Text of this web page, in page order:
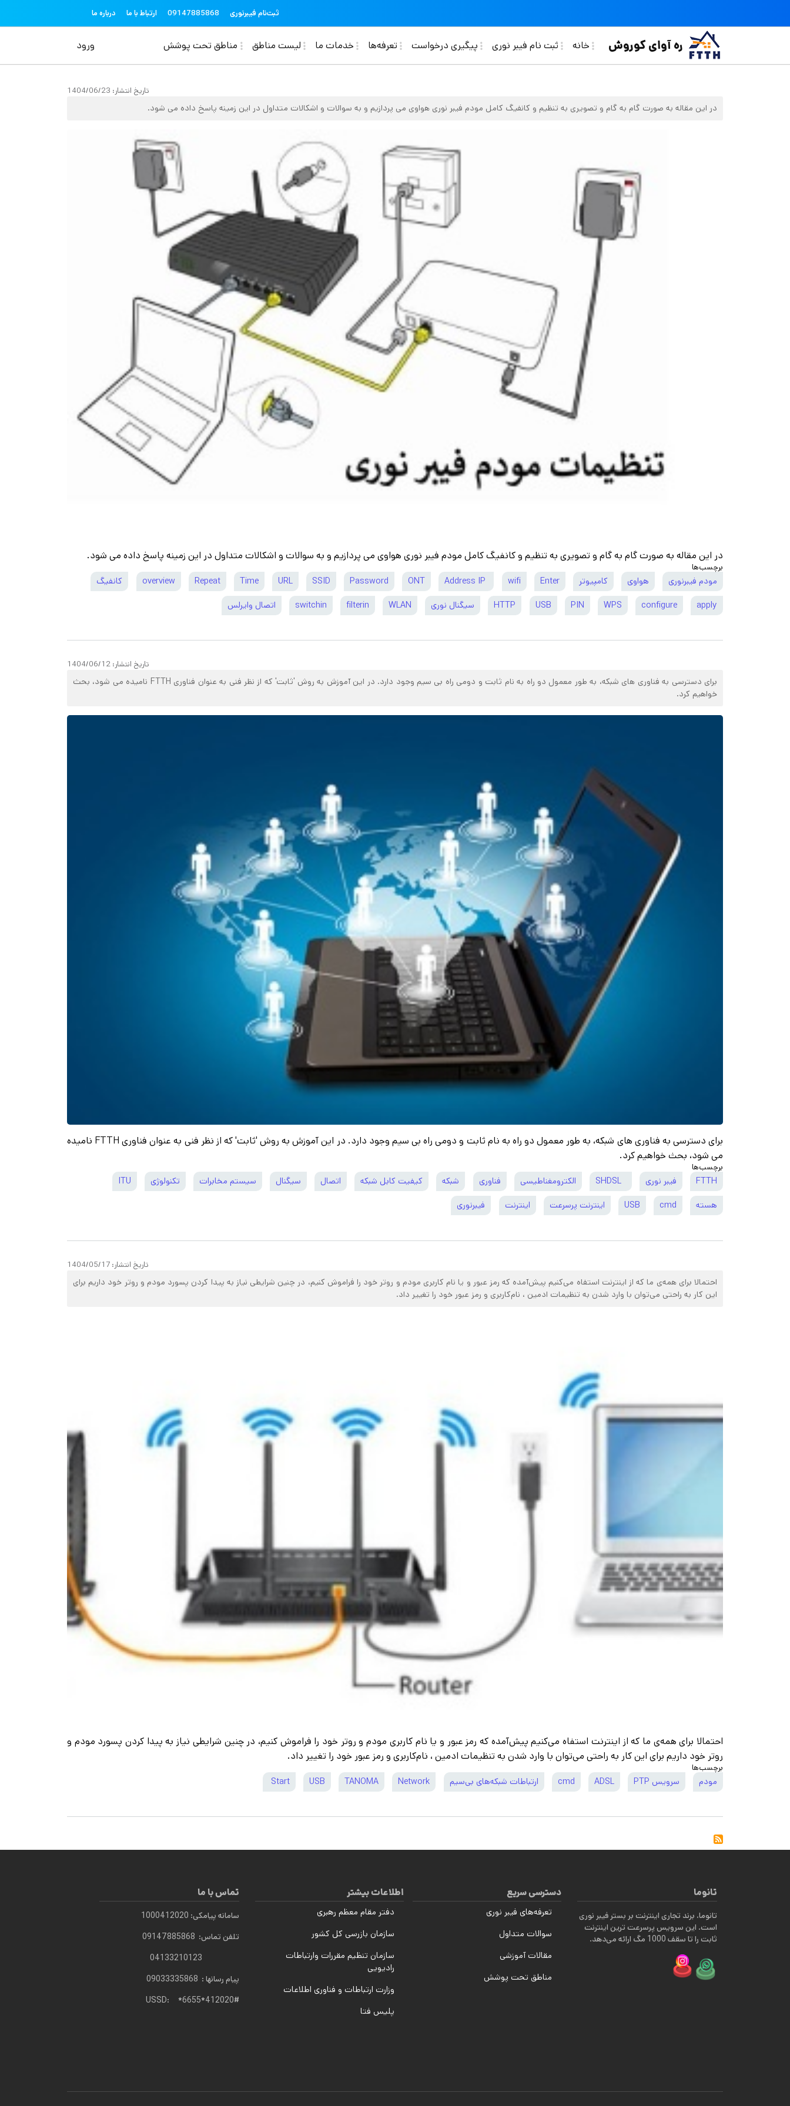
topheader
درباره ما ارتباط با ما 09147885868 ثبت‌نام فیبرنوری
ره آوای کوروش Main navigation
خانه ثبت نام فیبر نوری پیگیری درخواست تعرفه‌ها خدمات ما لیست مناطق مناطق تحت پوشش منوی حساب کاربری
ورود
تاریخ انتشار: 1404/06/23
در این مقاله به صورت گام به گام و تصویری به تنظیم و کانفیگ کامل مودم فیبر نوری هواوی می پردازیم و به سوالات و اشکالات متداول در این زمینه پاسخ داده می شود.
در این مقاله به صورت گام به گام و تصویری به تنظیم و کانفیگ کامل مودم فیبر نوری هواوی می پردازیم و به سوالات و اشکالات متداول در این زمینه پاسخ داده می شود.
برچسب‌ها
مودم فیبرنوری هواوی کامپیوتر Enter
wifi
ONT
Password
SSID
URL
Time
Repeat
overview کانفیگ
apply
configure
WPS
PIN
USB
HTTP سیگنال نوری WLAN
filterin
switchin اتصال وایرلس
تاریخ انتشار: 1404/06/12
برای دسترسی به فناوری های شبکه، به طور معمول دو راه به نام ثابت و دومی راه بی سیم وجود دارد. در این آموزش به روش 'ثابت' که از نظر فنی به عنوان فناوری FTTH نامیده می شود، بحث
خواهیم کرد.
برای دسترسی به فناوری های شبکه، به طور معمول دو راه به نام ثابت و دومی راه بی سیم وجود دارد. در این آموزش به روش 'ثابت' که از نظر فنی به عنوان فناوری FTTH نامیده
می شود، بحث خواهیم کرد.
برچسب‌ها
FTTH فیبر نوری SHDSL الکترومغناطیسی فناوری شبکه کیفیت کابل شبکه اتصال سیگنال سیستم مخابرات تکنولوژی ITU
هسته cmd
USB اینترنت پرسرعت اینترنت فیبرنوری
تاریخ انتشار: 1404/05/17
احتمالا برای همه‌ی ما که از اینترنت استفاه می‌کنیم پیش‌آمده که رمز‌ عبور و یا نام‌ کاربری مودم و روتر خود را فراموش کنیم، در چنین شرایطی نیاز به پیدا کردن پسورد مودم و روتر خود داریم برای
این کار به راحتی می‌توان با وارد شدن به تنظیمات ادمین ، نام‌کاربری و رمز عبور خود را تغییر داد.
احتمالا برای همه‌ی ما که از اینترنت استفاه می‌کنیم پیش‌آمده که رمز‌ عبور و یا نام‌ کاربری مودم و روتر خود را فراموش کنیم، در چنین شرایطی نیاز به پیدا کردن پسورد مودم و
روتر خود داریم برای این کار به راحتی می‌توان با وارد شدن به تنظیمات ادمین ، نام‌کاربری و رمز عبور خود را تغییر داد.
برچسب‌ها
مودم سرویس PTP ADSL
cmd ارتباطات شبکه‌های بی‌سیم Network
TANOMA
USB
Start
تانوما
تانوما، برند تجاری اینترنت بر بستر فیبر نوری
است. این سرویس پرسرعت ترین اینترنت
ثابت را تا سقف 1000 مگ ارائه می‌دهد.
دسترسی سریع
تعرفه‌های فیبر نوری
سوالات متداول
مقالات آموزشی
مناطق تحت پوشش
اطلاعات بیشتر
دفتر مقام معظم رهبری
سازمان بازرسی کل کشور
سازمان تنظیم مقررات وارتباطات
رادیویی
وزارت ارتباطات و فناوری اطلاعات
پلیس فتا
تماس با ما
سامانه پیامکی: 1000412020
تلفن تماس: 09147885868
پیام رسانها : 09033335868
USSD: *6655*412020#